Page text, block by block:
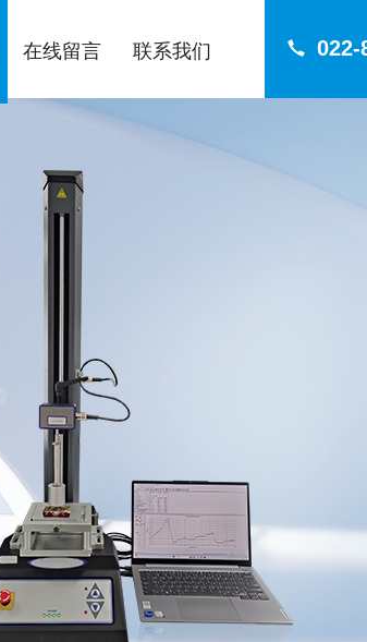
022-
在线留言 联系我们